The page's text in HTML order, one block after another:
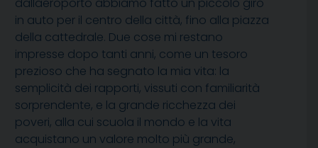
in auto per il centro della città, fino alla piazza
della cattedrale. Due cose mi restano
impresse dopo tanti anni, come un tesoro
prezioso che ha segnato la mia vita: la
semplicità dei rapporti, vissuti con familiarità
sorprendente, e la grande ricchezza dei
poveri, alla cui scuola il mondo e la vita
acquistano un valore molto più grande,